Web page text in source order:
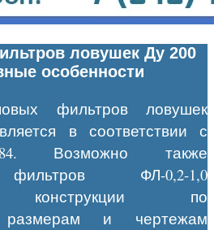
ловушек Ду 200
особенности
фильтров ловушек
в соответствии с
84. Возможно также
фильтров ФЛ-0,2-1,0
конструкции по
размерам и чертежам